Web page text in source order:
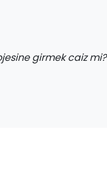
girmek caiz mi?